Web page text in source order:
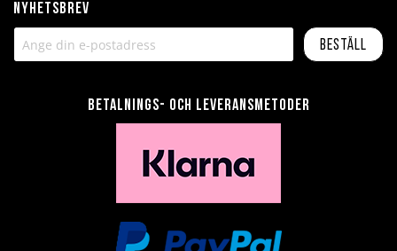
Nyhetsbrev
Beställ
Betalnings- och leveransmetoder